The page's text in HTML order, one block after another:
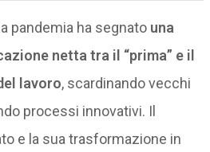
pandemia ha segnato una
netta tra il “prima” e il
lavoro, scardinando vecchi
processi innovativi. Il
e la sua trasformazione in